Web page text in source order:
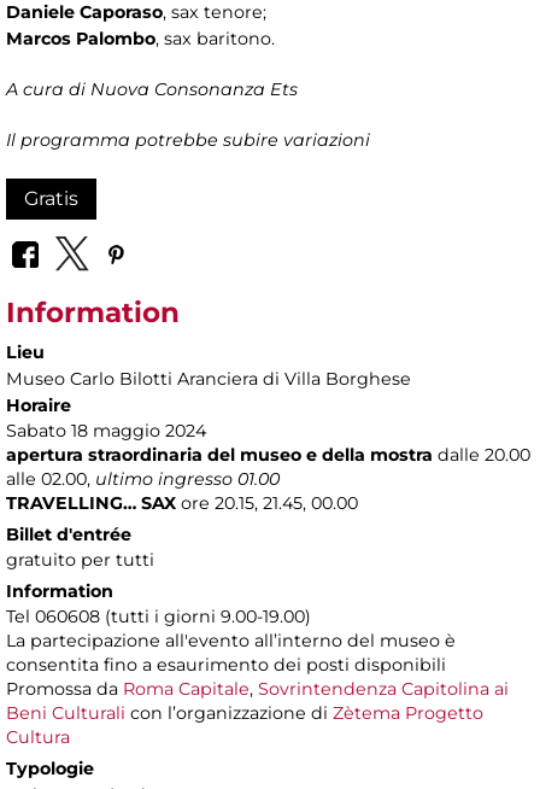
Daniele Caporaso, sax tenore;
Marcos Palombo, sax baritono.
A cura di Nuova Consonanza Ets
Il programma potrebbe subire variazioni
Gratis
Information
Lieu
Museo Carlo Bilotti Aranciera di Villa Borghese
Horaire
Sabato 18 maggio 2024
apertura straordinaria del museo e della mostra dalle 20.00
alle 02.00, ultimo ingresso 01.00
TRAVELLING… SAX ore 20.15, 21.45, 00.00
Billet d'entrée
gratuito per tutti
Information
Tel 060608 (tutti i giorni 9.00-19.00)
La partecipazione all'evento all’interno del museo è
consentita fino a esaurimento dei posti disponibili
Promossa da Roma Capitale, Sovrintendenza Capitolina ai
Beni Culturali con l’organizzazione di Zètema Progetto
Cultura
Typologie